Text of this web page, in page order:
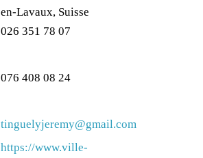
en-Lavaux, Suisse
026 351 78 07
076 408 08 24
tinguelyjeremy@gmail.com
https://www.ville-